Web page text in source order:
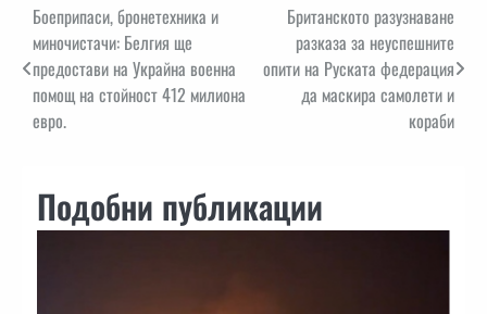
Навигация
Боеприпаси, бронетехника и
миночистачи: Белгия ще
предостави на Украйна военна
помощ на стойност 412 милиона
евро.
​​Британското разузнаване
разказа за неуспешните
опити на Руската федерация
да маскира самолети и
кораби
Подобни публикации